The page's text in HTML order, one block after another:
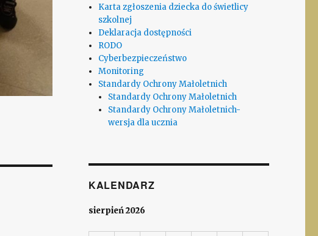
Karta zgłoszenia dziecka do świetlicy
szkolnej
Deklaracja dostępności
RODO
Cyberbezpieczeństwo
Monitoring
Standardy Ochrony Małoletnich
Standardy Ochrony Małoletnich
Standardy Ochrony Małoletnich-
wersja dla ucznia
KALENDARZ
sierpień 2026